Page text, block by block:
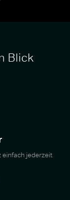
Blick
einfach jederzeit